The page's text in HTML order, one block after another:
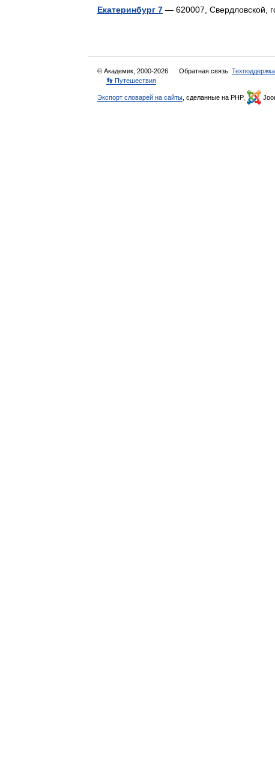
Екатеринбург 7 — 620007, Свердловской,
© Академик, 2000-2026 Обратная связь: Техподдержка
👣 Путешествия
Экспорт словарей на сайты , сделанные на PHP,